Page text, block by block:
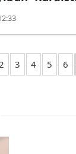
3 4 5 6